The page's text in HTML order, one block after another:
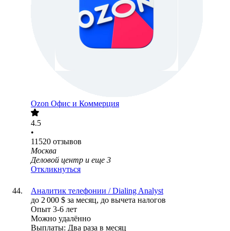
Ozon Офис и Коммерция
4.5
•
11520 отзывов
Москва
Деловой центр и еще 3
Откликнуться
Аналитик телефонии / Dialing Analyst
до 2 000 $ за месяц, до вычета налогов
Опыт 3-6 лет
Можно удалённо
Выплаты: Два раза в месяц